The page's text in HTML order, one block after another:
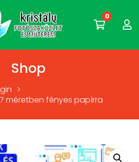
0
Shop
>
méretben fényes papírra